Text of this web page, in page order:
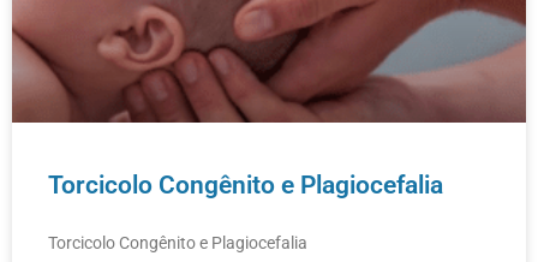
Torcicolo Congênito e Plagiocefalia
Torcicolo Congênito e Plagiocefalia